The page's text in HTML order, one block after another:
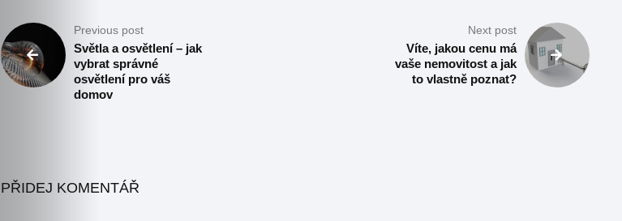
Previous post
Světla a osvětlení – jak
vybrat správné
osvětlení pro váš
domov
Next post
Víte, jakou cenu má
vaše nemovitost a jak
to vlastně poznat?
PŘIDEJ KOMENTÁŘ